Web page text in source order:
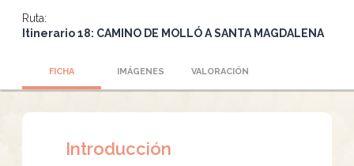
Ruta:
Itinerario 18: CAMINO DE MOLLÓ A SANTA MAGDALENA
FICHA IMÁGENES VALORACIÓN
Introducción